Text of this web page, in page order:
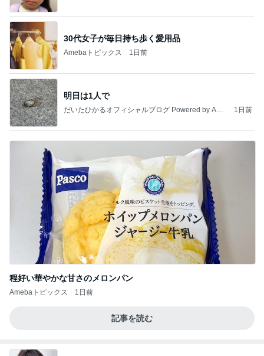
30代女子が毎日持ち歩く愛用品
Amebaトピックス 1日前
明日は1人で
だいたひかるオフィシャルブログ Powered by Ame
1日前
程好い華やかな甘さのメロンパン
Amebaトピックス 1日前
記事を読む